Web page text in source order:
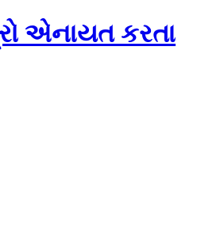
એનાયત કરતા